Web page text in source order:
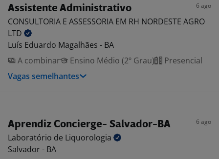
Assistente Administrativo 6 ago
CONSULTORIA E ASSESSORIA EM RH NORDESTE AGRO
LTD
Luís Eduardo Magalhães - BA
A combinar
Ensino Médio (2º Grau)
Presencial
Vagas semelhantes
Aprendiz Concierge- Salvador-BA 6 ago
Laboratório de Liquorologia
Salvador - BA